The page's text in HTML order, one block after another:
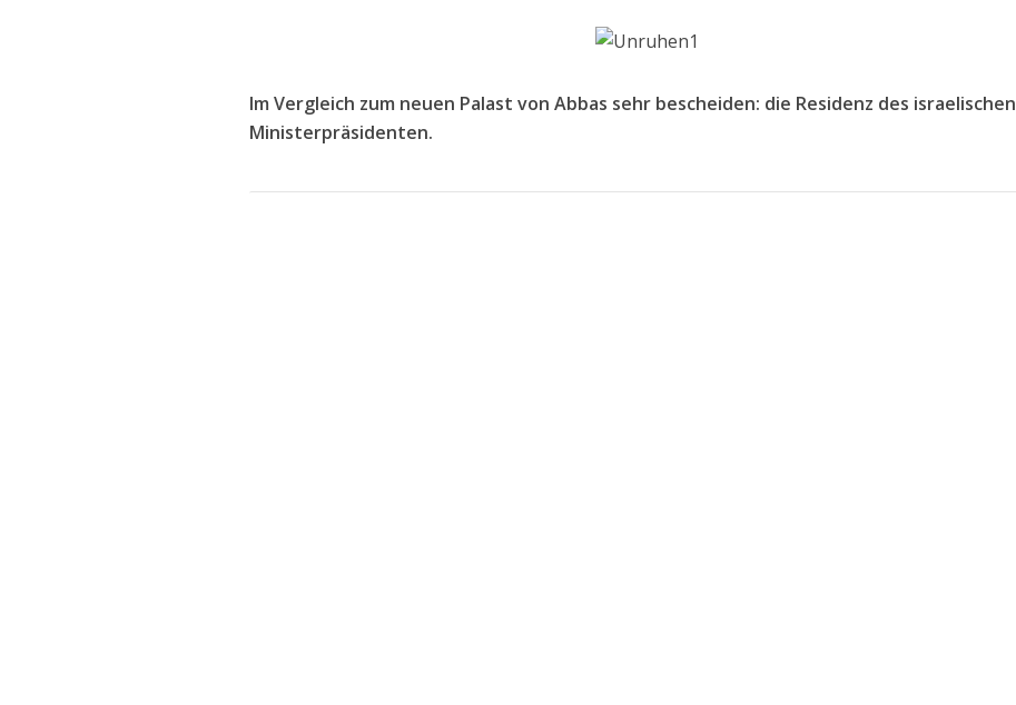
Im Vergleich zum neuen Palast von Abbas sehr bescheiden: die Residenz des israelischen
Ministerpräsidenten.